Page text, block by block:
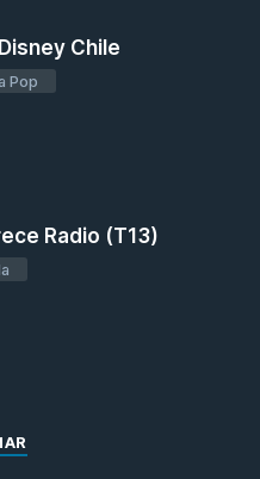
Chile
Pop
Radio (T13)